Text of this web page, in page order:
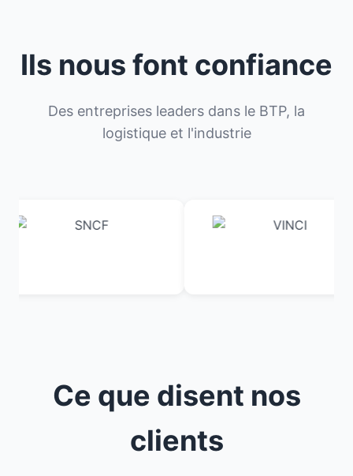
Ils nous font confiance
Des entreprises leaders dans le BTP, la
logistique et l'industrie
Ce que disent nos
clients